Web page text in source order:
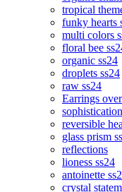
tropical
funky hearts
multi colors
floral bee
organic ss24
droplets ss24
raw ss24
Earrings
reversible
glass prism
reflections
lioness ss24
antoinette
crystal